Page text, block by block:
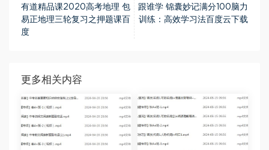
有道精品课2020高考地理 包
易正地理三轮复习之押题课百
度
跟谁学 锦囊妙记满分100脑力
训练：高效学习法百度云下载
更多相关内容